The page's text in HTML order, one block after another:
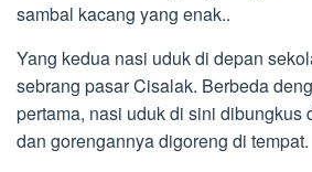
sambal kacang yang enak..
Yang kedua nasi uduk di depan
sebrang pasar Cisalak. Berbeda
pertama, nasi uduk di sini dibungkus
dan gorengannya digoreng di tempat.